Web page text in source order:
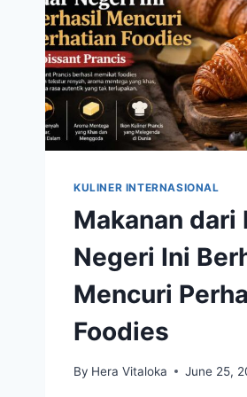
KULINER INTERNASIONAL
Makanan dari
Negeri Ini
Mencuri
Foodies
By Hera Vitaloka June 25,